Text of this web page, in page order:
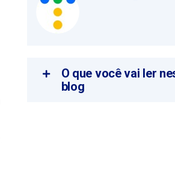
O que você vai ler
blog